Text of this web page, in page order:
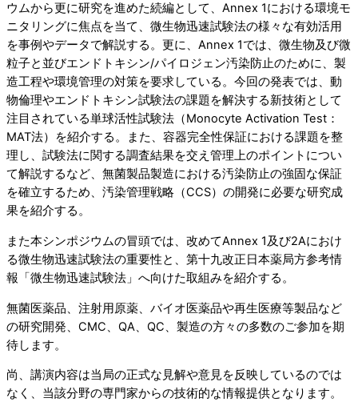
ウムから更に研究を進めた続編として、Annex 1における環境モ
ニタリングに焦点を当て、微生物迅速試験法の様々な有効活用
を事例やデータで解説する。更に、Annex 1では、微生物及び微
粒子と並びエンドトキシン/パイロジェン汚染防止のために、製
造工程や環境管理の対策を要求している。今回の発表では、動
物倫理やエンドトキシン試験法の課題を解決する新技術として
注目されている単球活性試験法（Monocyte Activation Test：
MAT法）を紹介する。また、容器完全性保証における課題を整
理し、試験法に関する調査結果を交え管理上のポイントについ
て解説するなど、無菌製品製造における汚染防止の強固な保証
を確立するため、汚染管理戦略（CCS）の開発に必要な研究成
果を紹介する。
また本シンポジウムの冒頭では、改めてAnnex 1及び2Aにおけ
る微生物迅速試験法の重要性と、第十九改正日本薬局方参考情
報「微生物迅速試験法」へ向けた取組みを紹介する。
無菌医薬品、注射用原薬、バイオ医薬品や再生医療等製品など
の研究開発、CMC、QA、QC、製造の方々の多数のご参加を期
待します。
尚、講演内容は当局の正式な見解や意見を反映しているのでは
なく、当該分野の専門家からの技術的な情報提供となります。